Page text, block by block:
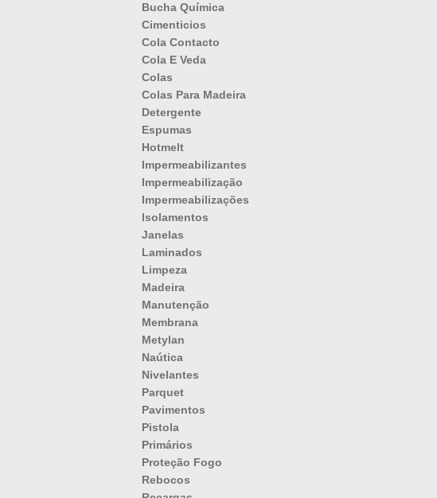
Bucha Química
Cimenticios
Cola Contacto
Cola E Veda
Colas
Colas Para Madeira
Detergente
Espumas
Hotmelt
Impermeabilizantes
Impermeabilização
Impermeabilizações
Isolamentos
Janelas
Laminados
Limpeza
Madeira
Manutenção
Membrana
Metylan
Naútica
Nivelantes
Parquet
Pavimentos
Pistola
Primários
Proteção Fogo
Rebocos